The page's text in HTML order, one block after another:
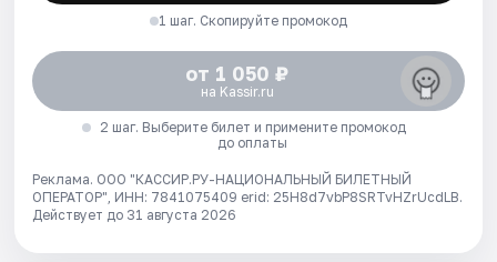
1 шаг. Скопируйте промокод
от 1 050 ₽
на Kassir.ru
2 шаг. Выберите билет и примените промокод
до оплаты
Реклама. ООО "КАССИР.РУ-НАЦИОНАЛЬНЫЙ БИЛЕТНЫЙ
ОПЕРАТОР", ИНН: 7841075409 erid: 25H8d7vbP8SRTvHZrUcdLB.
Действует до 31 августа 2026